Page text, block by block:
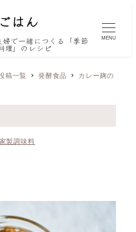
で一緒につくる「季節
理」のレシピ
MENU
稿一覧 発酵食品
カレー麹の
製調味料